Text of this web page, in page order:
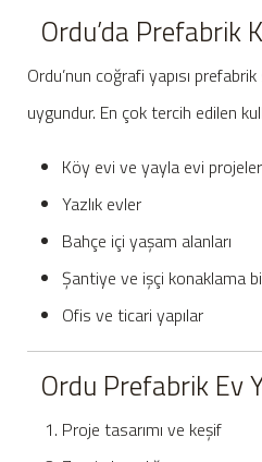
Ordu’da Prefabrik
Ordu’nun coğrafi yapısı
uygundur. En çok tercih edilen
Köy evi ve yayla evi
Yazlık evler
Bahçe içi yaşam alanları
Şantiye ve işçi konaklama
Ofis ve ticari yapılar
Ordu Prefabrik Ev
Proje tasarımı ve keşif